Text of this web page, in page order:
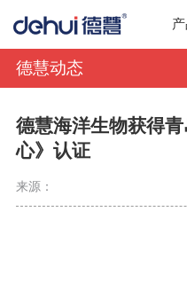
德慧动态
德慧海洋生物获得
心》认证
来源：